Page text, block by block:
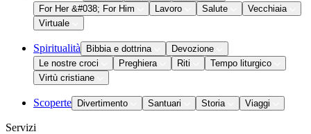
For Her &#038; For Him
Lavoro Salute
Vecchiaia
Virtuale
Spiritualità Bibbia e dottrina
Devozione
Le nostre croci
Preghiera Riti
Tempo liturgico
Virtù cristiane
Scoperte Divertimento Santuari Storia Viaggi
Servizi